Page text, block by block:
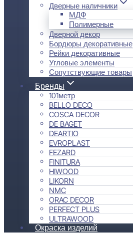
Дверные наличники
МДФ
Полимерные
Дверной декор
Бордюры декоративные
Рейки декоративные
Угловые элементы
Сопутствующие товары
Бренды
101метр
BELLO DECO
COSCA DECOR
DE BAGET
DEARTIO
EVROPLAST
FEZARD
FINITURA
HIWOOD
LIKORN
NMC
ORAC DECOR
PERFECT PLUS
ULTRAWOOD
Окраска изделий